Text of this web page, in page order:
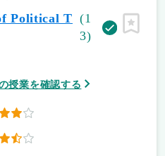
Political T (1
3)
授業を確認する
ピン留